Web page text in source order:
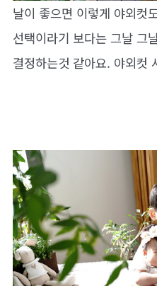
날이 좋으면 이렇게 야외컷
선택이라기 보다는 그날 그
결정하는것 같아요. 야외컷